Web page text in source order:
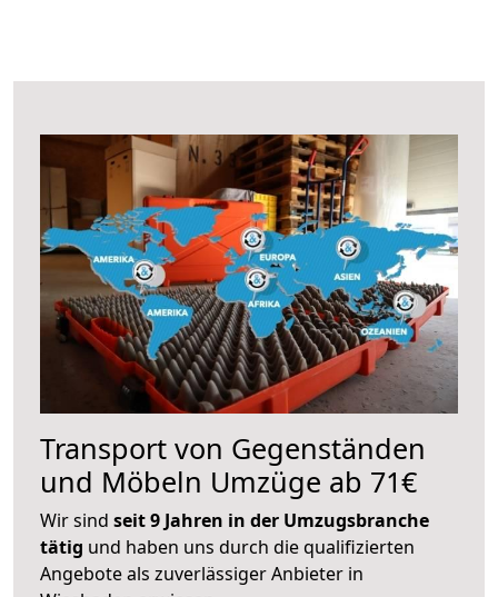
Transport von Gegenständen
und Möbeln Umzüge ab 71€
Wir sind seit 9 Jahren in der Umzugsbranche
tätig und haben uns durch die qualifizierten
Angebote als zuverlässiger Anbieter in